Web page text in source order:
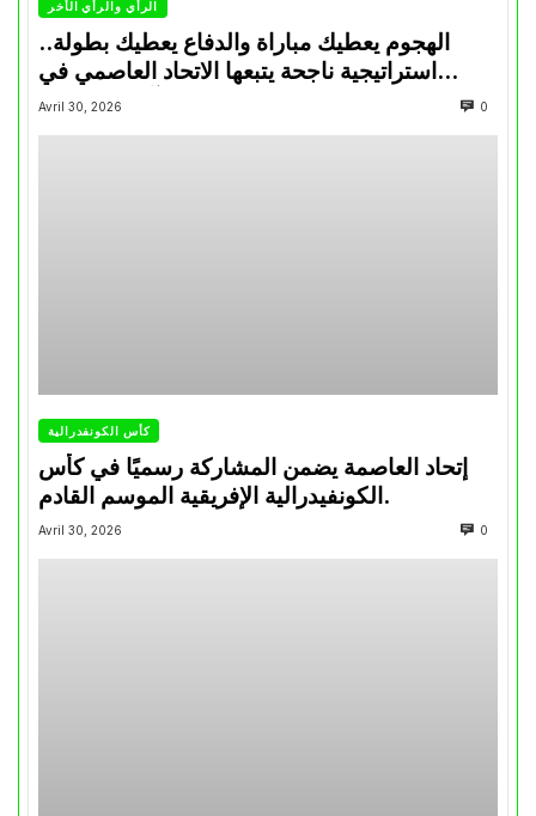
الرأي والرأي الأخر
الهجوم يعطيك مباراة والدفاع يعطيك بطولة..
استراتيجية ناجحة يتبعها الاتحاد العاصمي في
تتويجاته آخر السنوات
Avril 30, 2026 0
كأس الكونفدرالية
إتحاد العاصمة يضمن المشاركة رسميًا في كأس
الكونفيدرالية الإفريقية الموسم القادم.
Avril 30, 2026 0